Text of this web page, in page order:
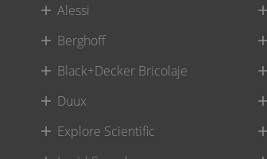
Alessi
Berghoff
Black+Decker Bricolaje
Duux
Explore Scientific